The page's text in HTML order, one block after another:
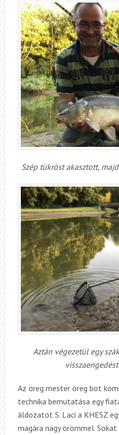
Szép tükröst akasztott,
Aztán végezetül egy
Az öreg mester öreg bot
technika bemutatása egy
áldozatot S. Laci a KHESZ
magára nagy örömmel.